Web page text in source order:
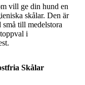
vill ge din hund en
skålar. Den är
till medelstora
i
Skålar